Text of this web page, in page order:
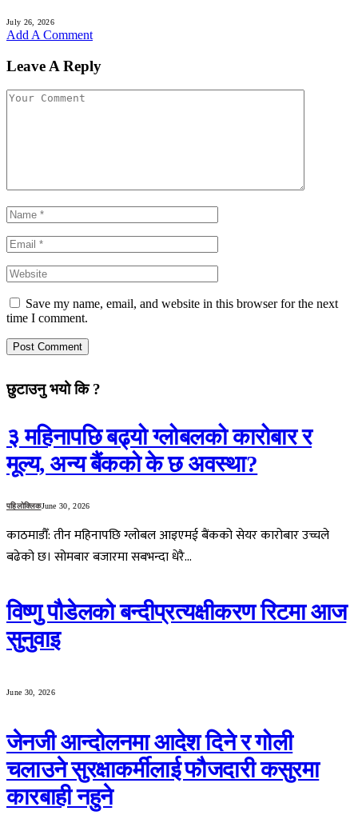
July 26, 2026
Add A Comment
Leave A Reply
Save my name, email, and website in this browser for the next
time I comment.
छुटाउनु भयो कि ?
३ महिनापछि बढ्यो ग्लोबलको कारोबार र
मूल्य, अन्य बैंकको के छ अवस्था?
पहिलोक्लिकJune 30, 2026
काठमाडौँ: तीन महिनापछि ग्लोबल आइएमई बैंकको सेयर कारोबार उच्चले
बढेको छ। सोमबार बजारमा सबभन्दा धेरै…
विष्णु पौडेलको बन्दीप्रत्यक्षीकरण रिटमा आज
सुनुवाइ
June 30, 2026
जेनजी आन्दोलनमा आदेश दिने र गोली
चलाउने सुरक्षाकर्मीलाई फौजदारी कसुरमा
कारबाही नहुने